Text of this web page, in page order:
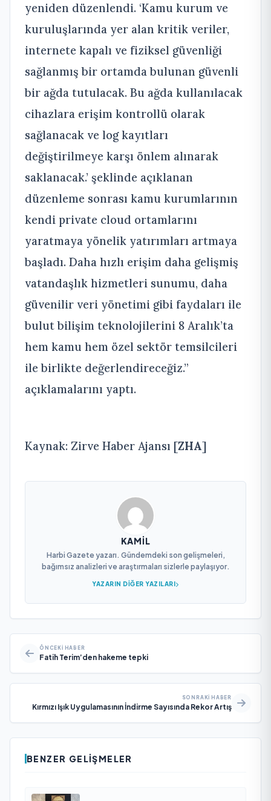
yeniden düzenlendi. ‘Kamu kurum ve
kuruluşlarında yer alan kritik veriler,
internete kapalı ve fiziksel güvenliği
sağlanmış bir ortamda bulunan güvenli
bir ağda tutulacak. Bu ağda kullanılacak
cihazlara erişim kontrollü olarak
sağlanacak ve log kayıtları
değiştirilmeye karşı önlem alınarak
saklanacak.’ şeklinde açıklanan
düzenleme sonrası kamu kurumlarının
kendi private cloud ortamlarını
yaratmaya yönelik yatırımları artmaya
başladı. Daha hızlı erişim daha gelişmiş
vatandaşlık hizmetleri sunumu, daha
güvenilir veri yönetimi gibi faydaları ile
bulut bilişim teknolojilerini 8 Aralık’ta
hem kamu hem özel sektör temsilcileri
ile birlikte değerlendireceğiz.”
açıklamalarını yaptı.
Kaynak: Zirve Haber Ajansı [ZHA]
KAMIL
Harbi Gazete yazarı. Gündemdeki son gelişmeleri,
bağımsız analizleri ve araştırmaları sizlerle paylaşıyor.
YAZARIN DIĞER YAZILARI
ÖNCEKI HABER
Fatih Terim’den hakeme tepki
SONRAKI HABER
Kırmızı Işık Uygulamasının İndirme Sayısında Rekor Artış
BENZER GELIŞMELER